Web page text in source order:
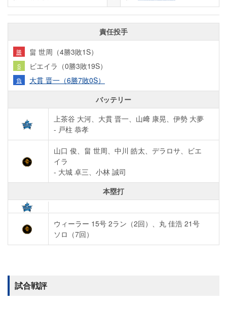
責任投手
勝 畠 世周（4勝3敗1S）
S ビエイラ（0勝3敗19S）
負
大貫 晋一（6勝7敗0S）
バッテリー
上茶谷 大河、大貫 晋一、山﨑 康晃、伊勢 大夢
- 戸柱 恭孝
山口 俊、畠 世周、中川 皓太、デラロサ、ビエ
イラ
- 大城 卓三、小林 誠司
本塁打
ウィーラー 15号 2ラン（2回）
丸 佳浩 21号
ソロ（7回）
試合戦評